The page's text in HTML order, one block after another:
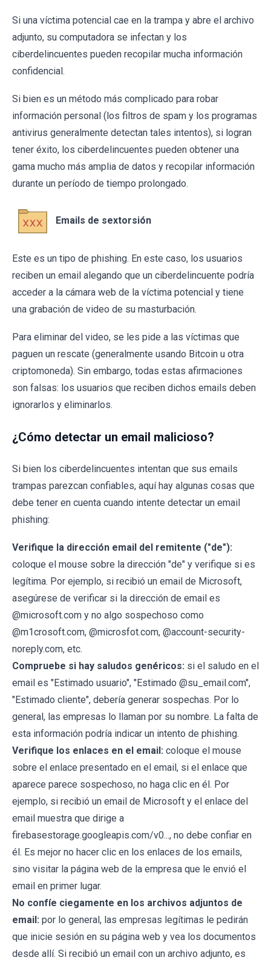
Si una víctima potencial cae en la trampa y abre el archivo
adjunto, su computadora se infectan y los
ciberdelincuentes pueden recopilar mucha información
confidencial.
Si bien es un método más complicado para robar
información personal (los filtros de spam y los programas
antivirus generalmente detectan tales intentos), si logran
tener éxito, los ciberdelincuentes pueden obtener una
gama mucho más amplia de datos y recopilar información
durante un período de tiempo prolongado.
Emails de sextorsión
Este es un tipo de phishing. En este caso, los usuarios
reciben un email alegando que un ciberdelincuente podría
acceder a la cámara web de la víctima potencial y tiene
una grabación de video de su masturbación.
Para eliminar del video, se les pide a las víctimas que
paguen un rescate (generalmente usando Bitcoin u otra
criptomoneda). Sin embargo, todas estas afirmaciones
son falsas: los usuarios que reciben dichos emails deben
ignorarlos y eliminarlos.
¿Cómo detectar un email malicioso?
Si bien los ciberdelincuentes intentan que sus emails
trampas parezcan confiables, aquí hay algunas cosas que
debe tener en cuenta cuando intente detectar un email
phishing:
Verifique la dirección email del remitente ("de"):
coloque el mouse sobre la dirección "de" y verifique si es
legítima. Por ejemplo, si recibió un email de Microsoft,
asegúrese de verificar si la dirección de email es
@microsoft.com y no algo sospechoso como
@m1crosoft.com, @microsfot.com, @account-security-
noreply.com, etc.
Compruebe si hay saludos genéricos: si el saludo en el
email es "Estimado usuario", "Estimado @su_email.com",
"Estimado cliente", debería generar sospechas. Por lo
general, las empresas lo llaman por su nombre. La falta de
esta información podría indicar un intento de phishing.
Verifique los enlaces en el email: coloque el mouse
sobre el enlace presentado en el email, si el enlace que
aparece parece sospechoso, no haga clic en él. Por
ejemplo, si recibió un email de Microsoft y el enlace del
email muestra que dirige a
firebasestorage.googleapis.com/v0..., no debe confiar en
él. Es mejor no hacer clic en los enlaces de los emails,
sino visitar la página web de la empresa que le envió el
email en primer lugar.
No confíe ciegamente en los archivos adjuntos de
email: por lo general, las empresas legítimas le pedirán
que inicie sesión en su página web y vea los documentos
desde allí. Si recibió un email con un archivo adjunto, es